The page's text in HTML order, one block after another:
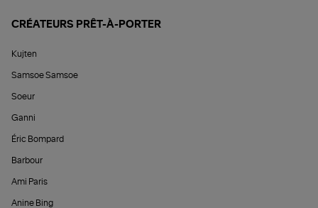
CRÉATEURS PRÊT-À-PORTER
Kujten
Samsoe Samsoe
Soeur
Ganni
Éric Bompard
Barbour
Ami Paris
Anine Bing